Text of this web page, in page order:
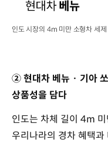
인도 시장의 4m 미만 소형차 세
② 현대차 베뉴 · 기아
상품성을 담다
인도는 차체 길이 4m
우리나라의 경차 혜택과